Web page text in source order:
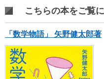
こちらの本をご覧
「数学物語」 矢野健太郎著